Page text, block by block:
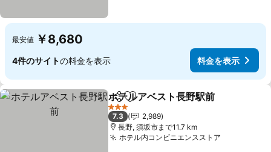
最安値 ￥8,680
4件のサイトの料金を表示 料金を表示
シェアお気に入りに追加
ホテルアベスト長野駅前
3 ホテルのランク
7.3
2,989
長野, 須坂市まで11.7 km
ホテル内コンビニエンスストア